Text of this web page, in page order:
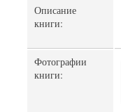
Описание
книги:
Фотографии
книги: